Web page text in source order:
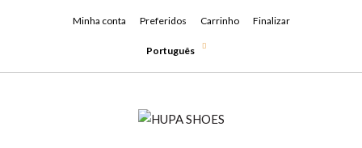
Minha conta Preferidos Carrinho Finalizar
Português